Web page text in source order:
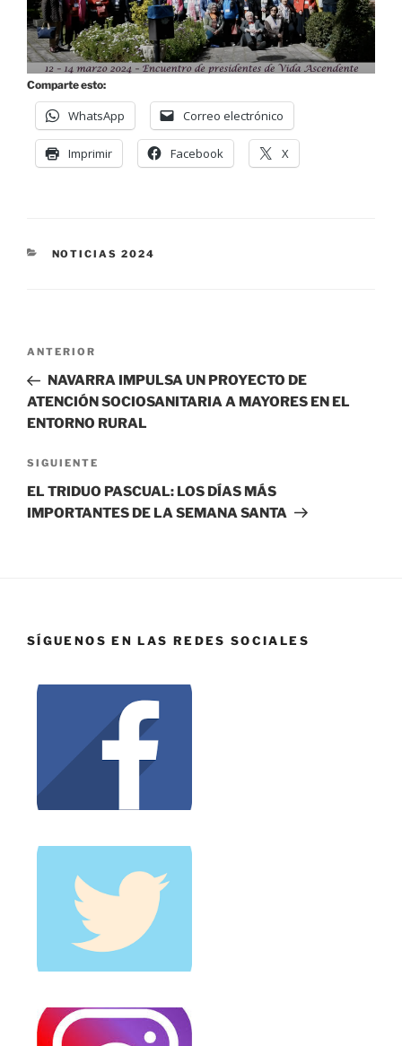
Comparte esto:
WhatsApp Correo electrónico
Imprimir Facebook X
NOTICIAS 2024
ANTERIOR
NAVARRA IMPULSA UN PROYECTO DE
ATENCIÓN SOCIOSANITARIA A MAYORES EN EL
ENTORNO RURAL
SIGUIENTE
EL TRIDUO PASCUAL: LOS DÍAS MÁS
IMPORTANTES DE LA SEMANA SANTA
SÍGUENOS EN LAS REDES SOCIALES